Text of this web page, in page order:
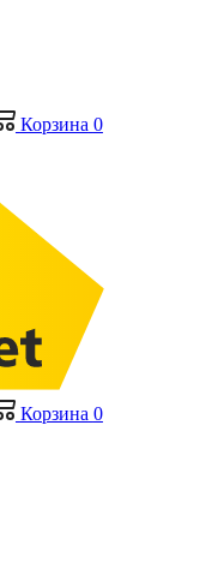
Корзина 0
Корзина 0